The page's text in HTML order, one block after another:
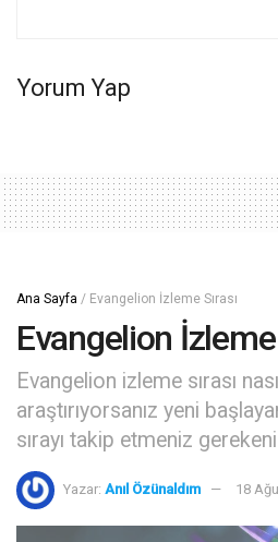
Yorum Yap
Ana Sayfa / Evangelion İzleme Sırası
Evangelion İzleme
Evangelion izleme sırası
araştırıyorsanız yeni
sırayı takip etmeniz gerekeni
Yazar: Anıl Özünaldım 18